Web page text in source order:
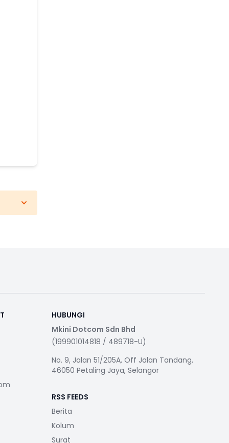
HUBUNGI
Mkini Dotcom Sdn Bhd
(199901014818 / 489718-U)
No. 9, Jalan 51/205A, Off Jalan Tandang,
46050 Petaling Jaya, Selangor
RSS FEEDS
Berita
Kolum
Surat